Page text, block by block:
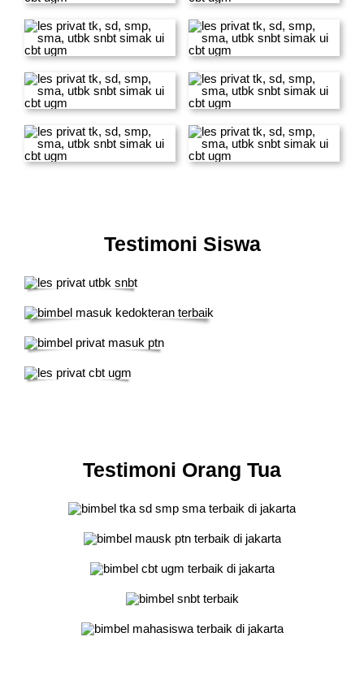
Testimoni Siswa
Testimoni Orang Tua